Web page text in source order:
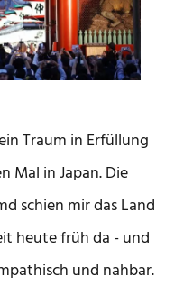
Traum in Erfüllung
Mal in Japan. Die
schien mir das Land
heute früh da - und
und nahbar.